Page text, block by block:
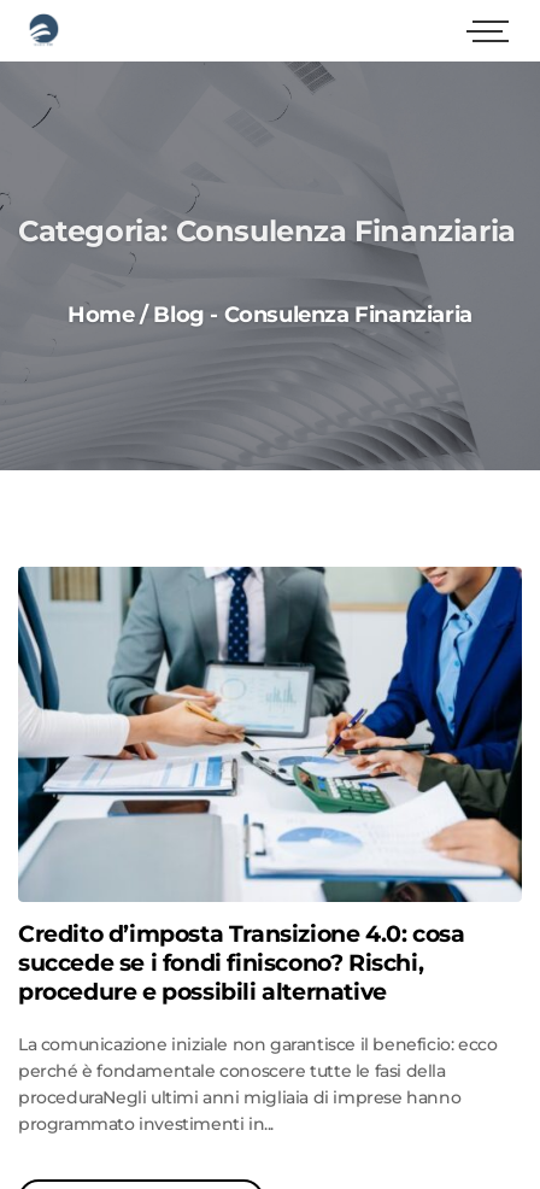
Categoria: Consulenza Finanziaria
Home / Blog - Consulenza Finanziaria
Credito d’imposta Transizione 4.0: cosa
succede se i fondi finiscono? Rischi,
procedure e possibili alternative
La comunicazione iniziale non garantisce il beneficio: ecco
perché è fondamentale conoscere tutte le fasi della
proceduraNegli ultimi anni migliaia di imprese hanno
programmato investimenti in...